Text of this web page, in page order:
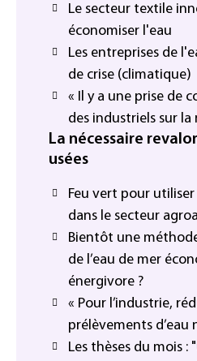
Le secteur textile
économiser l'eau
Les entreprises de
de crise (climatique)
« Il y a une prise de
des industriels sur la
La nécessaire
usées
Feu vert pour utiliser
dans le secteur
Bientôt une
de l’eau de mer
énergivore ?
« Pour l’industrie,
prélèvements d’eau
Les thèses du mois :